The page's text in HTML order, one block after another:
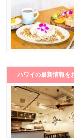
ハワイの最新情報を